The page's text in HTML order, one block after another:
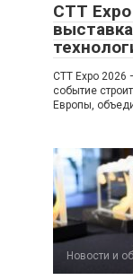
CTT
CTT Expo
событие
Европы,
Новости и